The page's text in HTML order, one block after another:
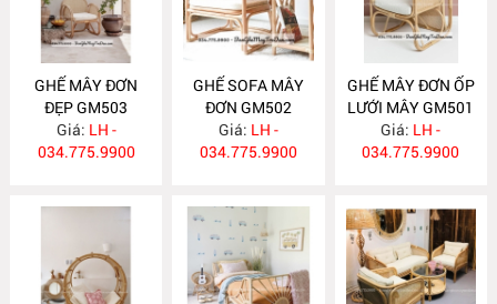
GHẾ MÂY ĐƠN
ĐẸP GM503
Giá: LH -
034.775.9900
GHẾ SOFA MÂY
ĐƠN GM502
Giá: LH -
034.775.9900
GHẾ MÂY ĐƠN ỐP
LƯỚI MÂY GM501
Giá: LH -
034.775.9900